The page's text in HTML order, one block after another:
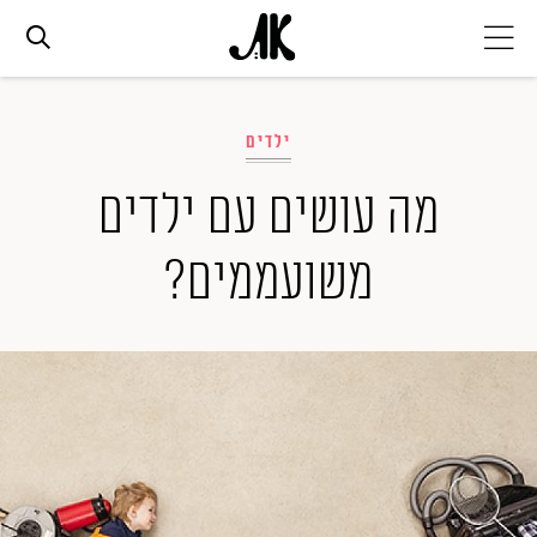
אופנה
ביוטי
ילדים
מה עושים עם ילדים
משועממים?